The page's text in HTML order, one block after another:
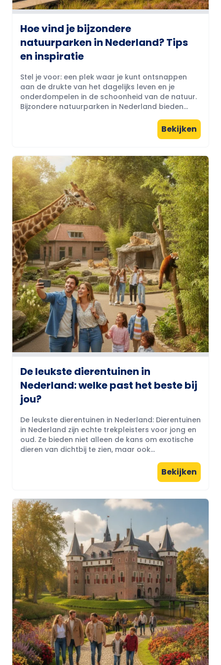
Hoe vind je bijzondere
natuurparken in Nederland? Tips
en inspiratie
Stel je voor: een plek waar je kunt ontsnappen
aan de drukte van het dagelijks leven en je
onderdompelen in de schoonheid van de natuur.
Bijzondere natuurparken in Nederland bieden...
Bekijken
De leukste dierentuinen in
Nederland: welke past het beste bij
jou?
De leukste dierentuinen in Nederland: Dierentuinen
in Nederland zijn echte trekpleisters voor jong en
oud. Ze bieden niet alleen de kans om exotische
dieren van dichtbij te zien, maar ook...
Bekijken